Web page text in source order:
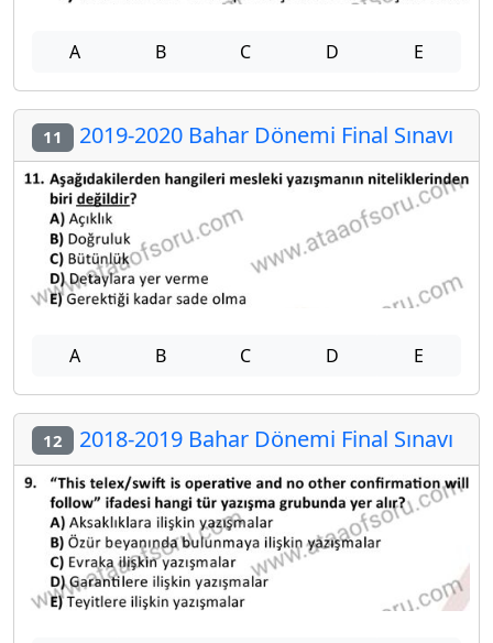
A B C D E
11 2019-2020 Bahar Dönemi Final Sınavı
A B C D E
12 2018-2019 Bahar Dönemi Final Sınavı